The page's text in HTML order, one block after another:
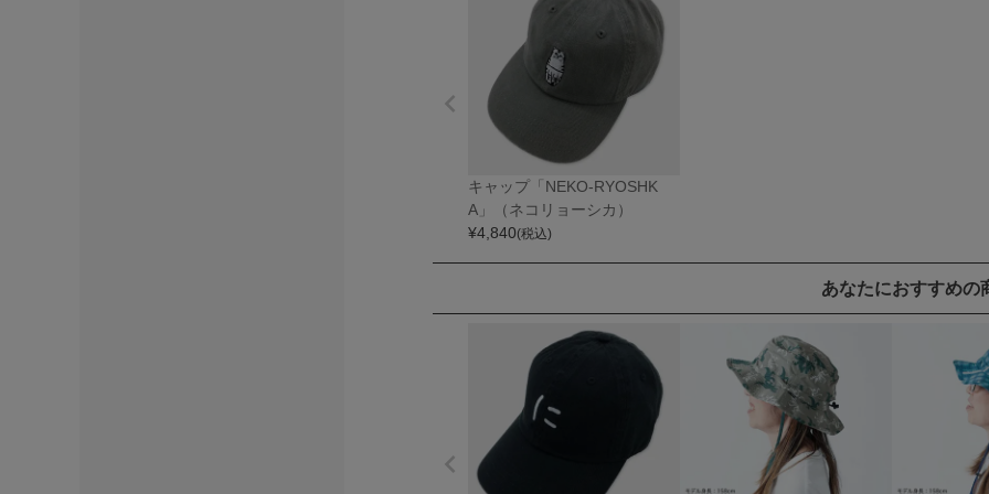
キャップ「NEKO-RYOSHK
A」（ネコリョーシカ）
¥4,840(税込)
あなたにおすすめの